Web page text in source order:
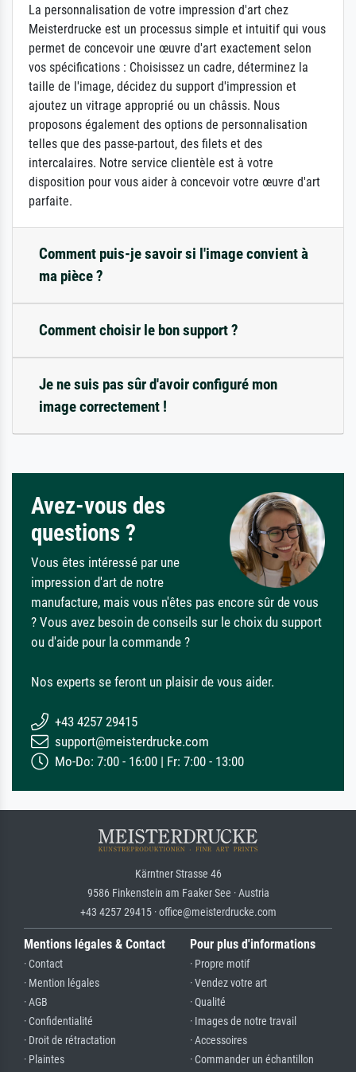
La personnalisation de votre impression d'art chez
Meisterdrucke est un processus simple et intuitif qui vous
permet de concevoir une œuvre d'art exactement selon
vos spécifications : Choisissez un cadre, déterminez la
taille de l'image, décidez du support d'impression et
ajoutez un vitrage approprié ou un châssis. Nous
proposons également des options de personnalisation
telles que des passe-partout, des filets et des
intercalaires. Notre service clientèle est à votre
disposition pour vous aider à concevoir votre œuvre d'art
parfaite.
Comment puis-je savoir si l'image convient à
ma pièce ?
Comment choisir le bon support ?
Je ne suis pas sûr d'avoir configuré mon
image correctement !
Avez-vous des
questions ?
Vous êtes intéressé par une
impression d'art de notre
manufacture, mais vous n'êtes pas encore sûr de vous
? Vous avez besoin de conseils sur le choix du support
ou d'aide pour la commande ?
Nos experts se feront un plaisir de vous aider.
+43 4257 29415
support@meisterdrucke.com
Mo-Do: 7:00 - 16:00 | Fr: 7:00 - 13:00
Kärntner Strasse 46
9586 Finkenstein am Faaker See · Austria
+43 4257 29415 · office@meisterdrucke.com
Mentions légales & Contact
· Contact
· Mention légales
· AGB
· Confidentialité
· Droit de rétractation
· Plaintes
Pour plus d'informations
· Propre motif
· Vendez votre art
· Qualité
· Images de notre travail
· Accessoires
· Commander un échantillon